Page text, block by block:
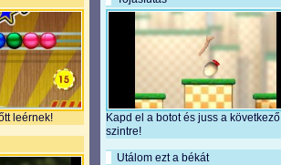
leérnek!
Kapd el a botot és juss a következő
szintre!
Utálom ezt a békát